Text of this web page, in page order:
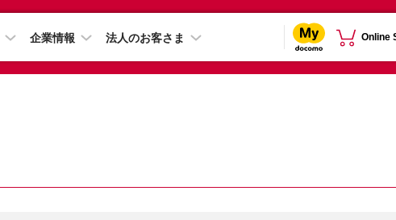
企業情報 法人のお客さま Online